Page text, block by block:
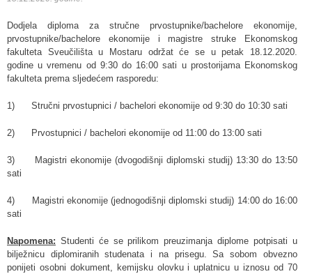
Dodjela diploma za stručne prvostupnike/bachelore ekonomije,
prvostupnike/bachelore ekonomije i magistre struke Ekonomskog
fakulteta Sveučilišta u Mostaru održat će se u petak 18.12.2020.
godine u vremenu od 9:30 do 16:00 sati u prostorijama Ekonomskog
fakulteta prema sljedećem rasporedu:
1) Stručni prvostupnici / bachelori ekonomije od 9:30 do 10:30 sati
2) Prvostupnici / bachelori ekonomije od 11:00 do 13:00 sati
3) Magistri ekonomije (dvogodišnji diplomski studij) 13:30 do 13:50
sati
4) Magistri ekonomije (jednogodišnji diplomski studij) 14:00 do 16:00
sati
Napomena: Studenti će se prilikom preuzimanja diplome potpisati u
bilježnicu diplomiranih studenata i na prisegu. Sa sobom obvezno
ponijeti osobni dokument, kemijsku olovku i uplatnicu u iznosu od 70